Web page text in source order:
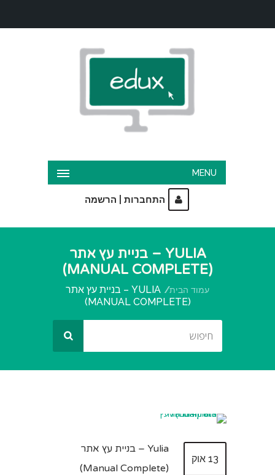
MENU
התחברות הרשמה
YULIA – בניית עץ אתר
(MANUAL COMPLETE)
עמוד הבית
YULIA – בניית עץ אתר
(MANUAL COMPLETE)
13 אוק
Yulia – בניית עץ אתר
(Manual Complete)